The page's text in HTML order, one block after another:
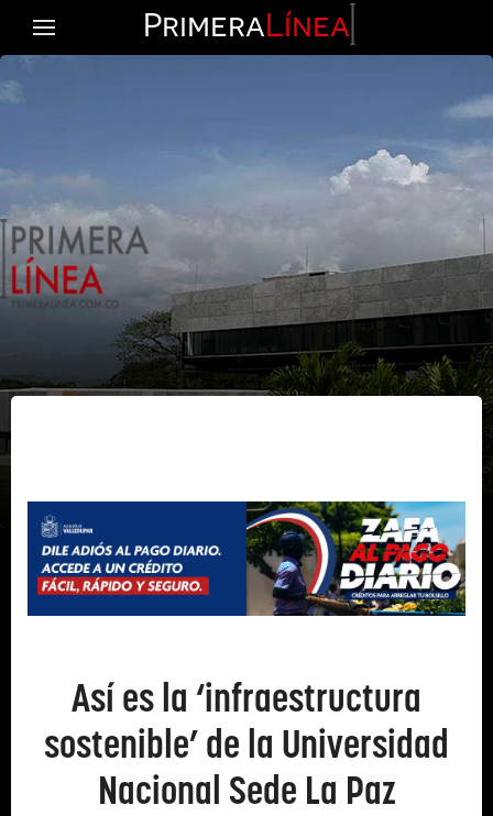
PrimeraLínea
Así es la ‘infraestructura
sostenible’ de la Universidad
Nacional Sede La Paz